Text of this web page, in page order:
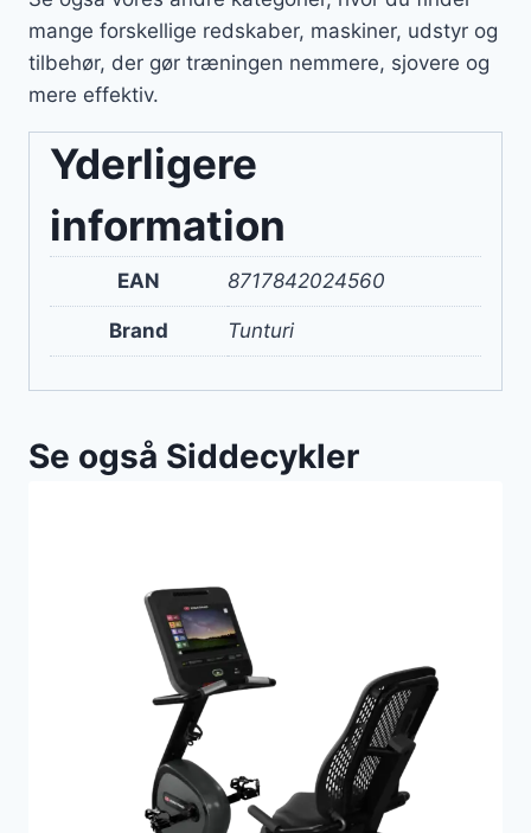
mange forskellige redskaber, maskiner, udstyr og
tilbehør, der gør træningen nemmere, sjovere og
mere effektiv.
Yderligere
information
EAN 8717842024560
Brand Tunturi
Se også Siddecykler